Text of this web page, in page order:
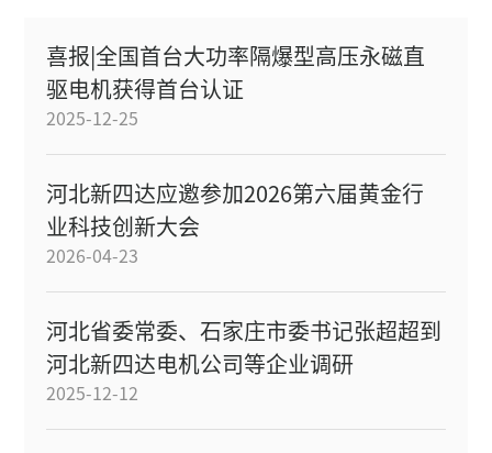
喜报|全国首台大功率隔爆型高压永磁直
驱电机获得首台认证
2025-12-25
河北新四达应邀参加2026第六届黄金行
业科技创新大会
2026-04-23
河北省委常委、石家庄市委书记张超超到
河北新四达电机公司等企业调研
2025-12-12